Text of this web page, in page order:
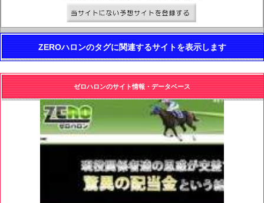
ZEROハロンのタグに関連するサイトを表示します
ゼロハロンのサイト情報・データベース